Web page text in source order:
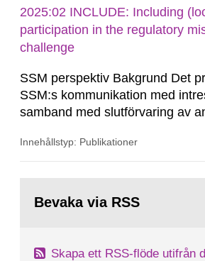
2025:02 INCLUDE: Including
participation in the regulatory
challenge
SSM perspektiv Bakgrund Det
SSM:s kommunikation med
samband med slutförvaring av
legat på formella
tillståndsansökningar enligt
Innehållstyp: Publikationer
sida:Bevaka via RSS
Skapa ett RSS-flöde utifrån